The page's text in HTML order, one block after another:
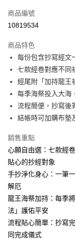
AFTEE先享後付是「在
便利好安心！
３．安心：先確認商品
【「AFTEE先享後付」
１．於結帳方式選擇「
結帳頁面，進行簡訊認
２．訂單成立數日內，
３．收到繳費通知簡訊
ATM／網路銀行／等多
※ 請注意：結帳手續完
後付繳納相關費用。
是否繳費成功／繳費後
客戶支援中心」https://
【注意事項】
１．透過由恩沛科技股
易，需依本服務之必要
權轉讓予恩沛科技股份有
２．關於個人資料處理
https://aftee.tw/terms/
３．未成年的使用者請
ATM付款
每筆NT$150，滿
離島-商品項目
每筆NT$300，滿
商品編號
10819534
商品特色
每份包含抄寫經文
七款經卷對應不同
經尾附「加持龍王
每季海祭投入大海
流程簡便，抄寫後
結帳時可加購布墊
銷售重點
心願自由選：七款經
貼心的抄經對象
手抄淨化身心：一筆
解厄
龍王海祭加持：每季
法」護佑平安
流程貼心簡單：抄寫
同完成儀式